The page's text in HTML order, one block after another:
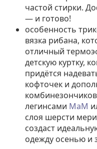
частой стирки.
— и готово!
особенность
вязка рибана,
отличный
детскую куртку,
придётся
кофточек и
легинсами МaM
слоя шерсти
создаст
одежду осенью и